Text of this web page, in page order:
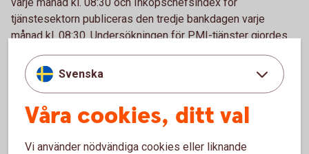
tjänstesektorn publiceras den tredje bankdagen varje
månad kl. 08:30. Undersökningen för PMI-tjänster gjordes
under 8 – 26 maj.
Nästa publicering av Inköpschefsindex – tjänster och PMI-
Composite: fredagen den 3 juli 2026
Kontakt
Svenska
Våra cookies, ditt val
Vi använder nödvändiga cookies eller liknande